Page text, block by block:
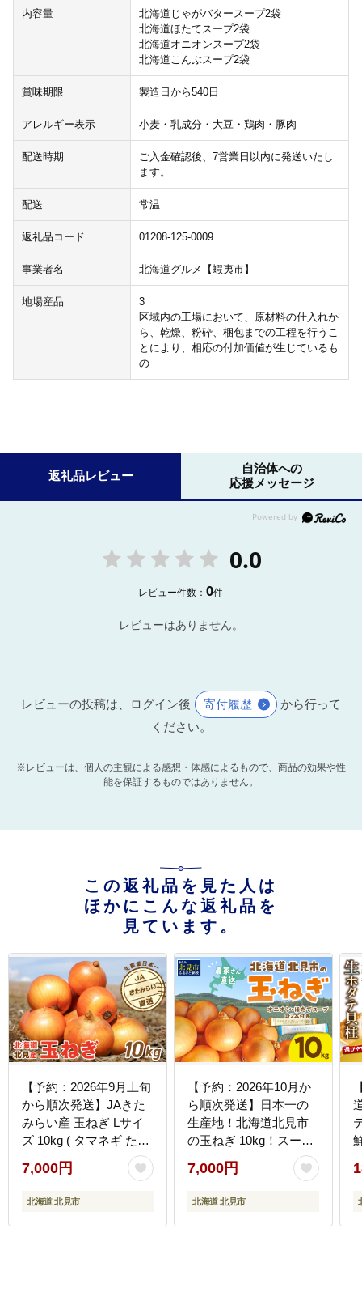
内容量
北海道じゃがバタースープ2袋
北海道ほたてスープ2袋
北海道オニオンスープ2袋
北海道こんぶスープ2袋
賞味期限 製造日から540日
アレルギー表示 小麦・乳成分・大豆・鶏肉・豚肉
配送時期
ご入金確認後、7営業日以内に発送いたし
ます。
配送 常温
返礼品コード 01208-125-0009
事業者名 北海道グルメ【蝦夷市】
地場産品
3
区域内の工場において、原材料の仕入れか
ら、乾燥、粉砕、梱包までの工程を行うこ
とにより、相応の付加価値が生じているも
の
返礼品レビュー
自治体への
応援メッセージ
0.0
レビュー件数：0件
レビューはありません。
レビューの投稿は、ログイン後 寄付履歴
から行って
ください。
※レビューは、個人の主観による感想・体感によるもので、商品の効果や性
能を保証するものではありません。
この返礼品を見た人は
ほかにこんな返礼品を
見ています。
【予約：2026年9月上旬
から順次発送】JAきた
みらい産 玉ねぎ Lサイ
ズ 10kg ( タマネギ たま
ねぎ 野菜 )【210-0003-
2026】
7,000円
北海道 北見市
【予約：2026年10月か
ら順次発送】日本一の
生産地！北海道北見市
の玉ねぎ 10kg！スープ
2本付き♪ ( 玉ねぎ 玉葱
たまねぎ タマネギ オニ
オン スープ 即席 料理 )
7,000円
北海道 北見市